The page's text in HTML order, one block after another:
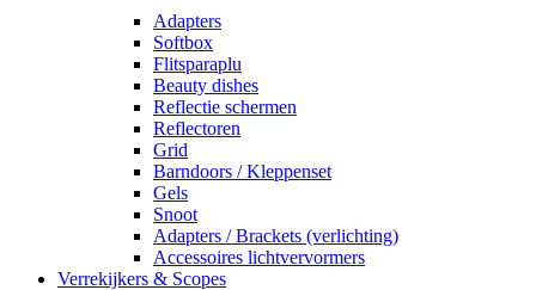
Adapters
Softbox
Flitsparaplu
Beauty dishes
Reflectie schermen
Reflectoren
Grid
Barndoors / Kleppenset
Gels
Snoot
Adapters / Brackets (verlichting)
Accessoires lichtvervormers
Verrekijkers & Scopes